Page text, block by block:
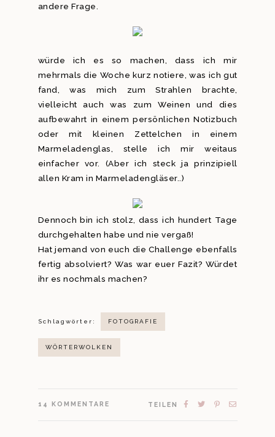
andere Frage.
würde ich es so machen, dass ich mir
mehrmals die Woche kurz notiere, was ich gut
fand, was mich zum Strahlen brachte,
vielleicht auch was zum Weinen und dies
aufbewahrt in einem persönlichen Notizbuch
oder mit kleinen Zettelchen in einem
Marmeladenglas, stelle ich mir weitaus
einfacher vor. (Aber ich steck ja prinzipiell
allen Kram in Marmeladengläser..)
Dennoch bin ich stolz, dass ich hundert Tage
durchgehalten habe und nie vergaß!
Hat jemand von euch die Challenge ebenfalls
fertig absolviert? Was war euer Fazit? Würdet
ihr es nochmals machen?
Schlagwörter: FOTOGRAFIE
WÖRTERWOLKEN
14 KOMMENTARE TEILEN